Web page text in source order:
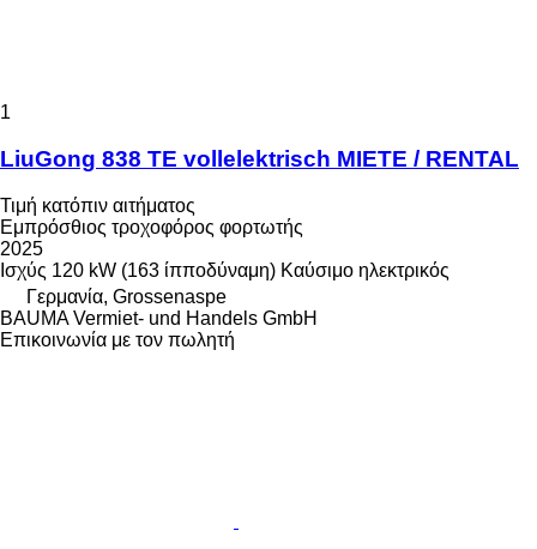
1
LiuGong 838 TE vollelektrisch MIETE / RENTAL
Τιμή κατόπιν αιτήματος
Εμπρόσθιος τροχοφόρος φορτωτής
2025
Ισχύς 120 kW (163 ίπποδύναμη) Καύσιμο ηλεκτρικός
Γερμανία, Grossenaspe
BAUMA Vermiet- und Handels GmbH
Επικοινωνία με τον πωλητή